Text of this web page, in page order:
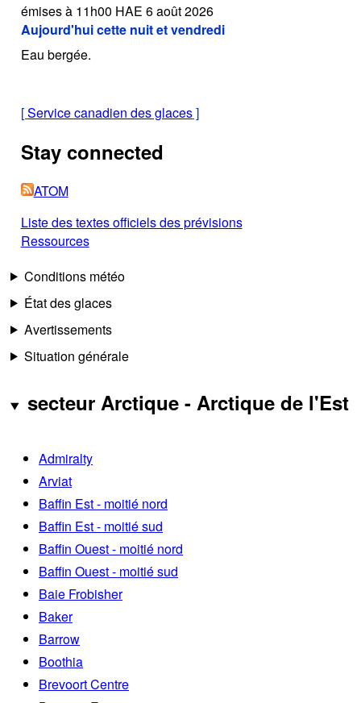
émises à 11h00 HAE 6 août 2026
Aujourd'hui cette nuit et vendredi
Eau bergée.
[Service canadien des glaces]
Stay connected
ATOM
Liste des textes officiels des prévisions
Ressources
Conditions météo
État des glaces
Avertissements
Situation générale
secteur Arctique - Arctique de l'Est
Admiralty
Arviat
Baffin Est - moitié nord
Baffin Est - moitié sud
Baffin Ouest - moitié nord
Baffin Ouest - moitié sud
Baie Frobisher
Baker
Barrow
Boothia
Brevoort Centre